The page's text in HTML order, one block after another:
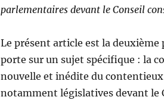
parlementaires devant le Conseil
Le présent article est la
porte sur un sujet spécifique : la
nouvelle et inédite du
notamment législatives devant le